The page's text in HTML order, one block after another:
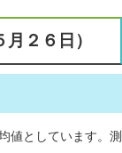
２６日）
値としています。測